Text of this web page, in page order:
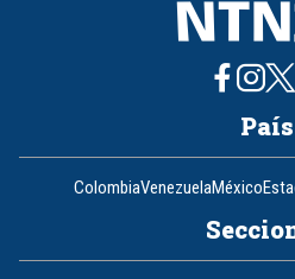
País
ColombiaVenezuelaMéxico